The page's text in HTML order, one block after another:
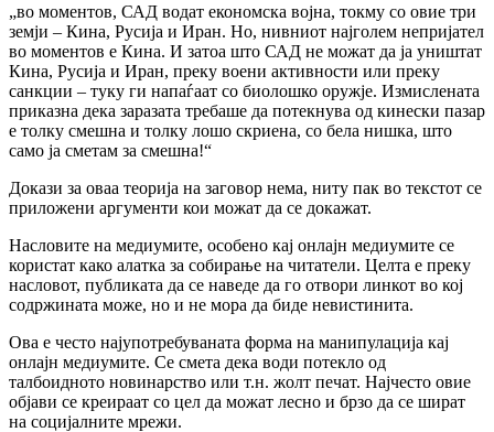
„во моментов, САД водат економска војна, токму со овие три
земји – Кина, Русија и Иран. Но, нивниот најголем непријател
во моментов е Кина. И затоа што САД не можат да ја уништат
Кина, Русија и Иран, преку воени активности или преку
санкции – туку ги напаѓаат со биолошко оружје. Измислената
приказна дека заразата требаше да потекнува од кинески пазар
е толку смешна и толку лошо скриена, со бела нишка, што
само ја сметам за смешна!“
Докази за оваа теорија на заговор нема, ниту пак во текстот се
приложени аргументи кои можат да се докажат.
Насловите на медиумите, особено кај онлајн медиумите се
користат како алатка за собирање на читатели. Целта е преку
насловот, публиката да се наведе да го отвори линкот во кој
содржината може, но и не мора да биде невистинита.
Ова е често најупотребуваната форма на манипулација кај
онлајн медиумите. Се смета дека води потекло од
талбоидното новинарство или т.н. жолт печат. Најчесто овие
објави се креираат со цел да можат лесно и брзо да се шират
на социјалните мрежи.